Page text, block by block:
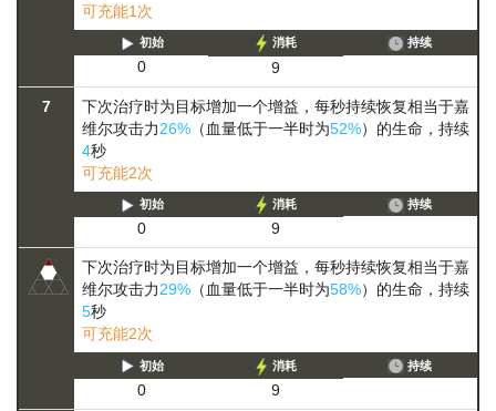
可充能1次
初始
0
消耗
9
持续
7
下次治疗时为目标增加一个增益，每秒持续恢复相当于嘉
维尔攻击力26% （血量低于一半时为52%）的生命，持续
4秒
可充能2次
初始
0
消耗
9
持续
下次治疗时为目标增加一个增益，每秒持续恢复相当于嘉
维尔攻击力29% （血量低于一半时为58%）的生命，持续
5秒
可充能2次
初始
0
消耗
9
持续